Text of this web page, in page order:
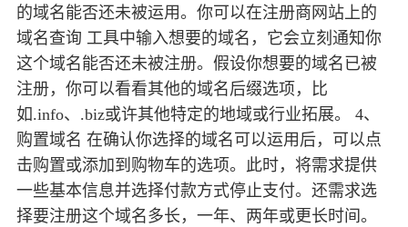
的域名能否还未被运用。你可以在注册商网站上的
域名查询 工具中输入想要的域名，它会立刻通知你
这个域名能否还未被注册。假设你想要的域名已被
注册，你可以看看其他的域名后缀选项，比
如.info、.biz或许其他特定的地域或行业拓展。 4、
购置域名 在确认你选择的域名可以运用后，可以点
击购置或添加到购物车的选项。此时，将需求提供
一些基本信息并选择付款方式停止支付。还需求选
择要注册这个域名多长，一年、两年或更长时间。